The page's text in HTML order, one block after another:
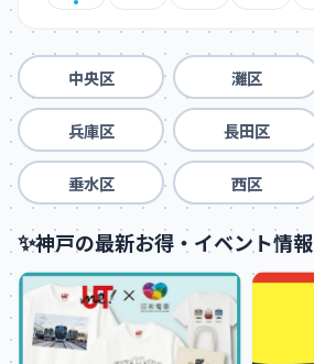
中央区 灘区
兵庫区 長田区
垂水区 西区
✨神戸の最新お得・イベント情報